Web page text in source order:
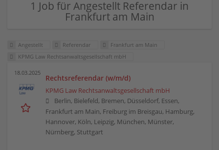
1 Job für Angestellt Referendar in
Frankfurt am Main
Angestellt Referendar
Frankfurt am Main
KPMG Law Rechtsanwaltsgesellschaft mbH
18.03.2025
Rechtsreferendar (w/m/d)
KPMG Law Rechtsanwaltsgesellschaft mbH
Berlin, Bielefeld, Bremen, Düsseldorf, Essen,
Frankfurt am Main, Freiburg im Breisgau, Hamburg,
Hannover, Köln, Leipzig, München, Münster,
Nürnberg, Stuttgart